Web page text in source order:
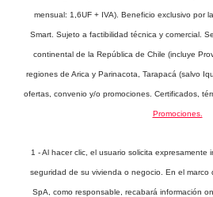
mensual: 1,6UF + IVA). Beneficio exclusivo por
Smart. Sujeto a factibilidad técnica y comercial.
continental de la República de Chile (incluye
regiones de Arica y Parinacota, Tarapacá (salvo
ofertas, convenio y/o promociones. Certificados,
Promociones.
1 - Al hacer clic, el usuario solicita expresamente
seguridad de su vivienda o negocio. En el marco
SpA, como responsable, recabará información